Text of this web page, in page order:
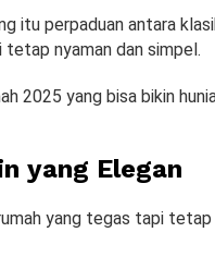
itu perpaduan antara
nyaman dan simpel.
2025 yang bisa bikin
yang Elegan
yang tegas tapi